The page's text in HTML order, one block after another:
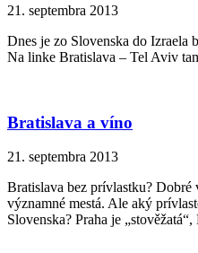
21. septembra 2013
Dnes je zo Slovenska do
Na linke Bratislava – Tel Aviv
Bratislava a víno
21. septembra 2013
Bratislava bez prívlastku? Dobré
významné mestá. Ale aký
Slovenska? Praha je